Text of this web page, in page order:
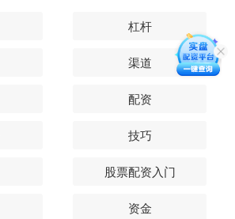
杠杆
渠道
配资
技巧
股票配资入门
资金